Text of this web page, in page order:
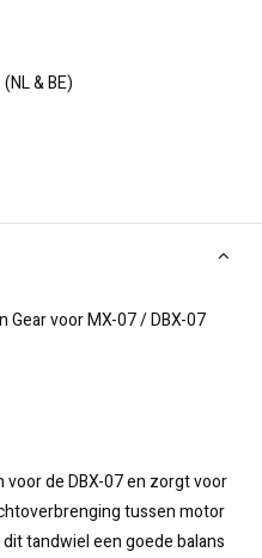
& BE)
voor MX-07 / DBX-07
de DBX-07 en zorgt voor
tussen motor
tandwiel een goede balans